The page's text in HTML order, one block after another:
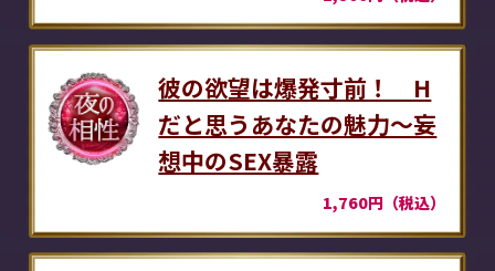
彼の欲望は爆発寸前！ H
だと思うあなたの魅力～妄
想中のSEX暴露
1,760円（税込）